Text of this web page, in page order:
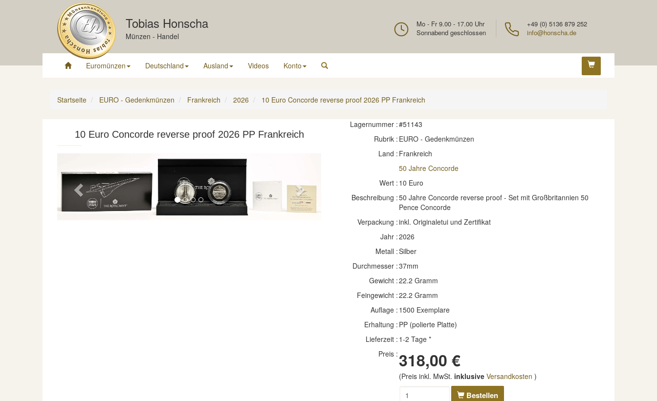
Tobias Honscha
Münzen - Handel
+49 (0) 5136 879 252
info@honscha.de
Mo - Fr 9.00 - 17.00 Uhr
Sonnabend geschlossen
Euromünzen Deutschland Ausland Videos Konto
Startseite EURO - Gedenkmünzen Frankreich 2026 10 Euro Concorde reverse proof 2026 PP Frankreich
10 Euro Concorde reverse proof 2026 PP Frankreich
Previous Next
Lagernummer :#51143
Rubrik : EURO - Gedenkmünzen
Land : Frankreich
50 Jahre Concorde
Wert : 10 Euro
Beschreibung :50 Jahre Concorde reverse proof - Set mit Großbritannien 50
Pence Concorde
Verpackung :inkl. Originaletui und Zertifikat
Jahr :2026
Metall :Silber
Durchmesser :37mm
Gewicht :22.2 Gramm
Feingewicht :22.2 Gramm
Auflage : 1500 Exemplare
Erhaltung : PP (polierte Platte)
Lieferzeit : 1-2 Tage *
Preis : 318,00 €
(Preis inkl. MwSt. inklusive Versandkosten )
Bestellen